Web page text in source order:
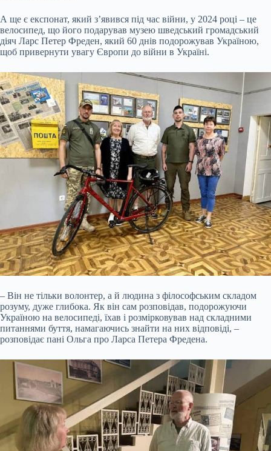
А ще є експонат, який з’явився під час війни, у 2024 році – це
велосипед, що його подарував музею шведський громадський
діяч Ларс Петер Фреден, який 60 днів подорожував Україною,
щоб привернути увагу Європи до війни в Україні.
– Він не тільки волонтер, а й людина з філософським складом
розуму, дуже глибока. Як він сам розповідав, подорожуючи
Україною на велосипеді, їхав і розмірковував над складними
питаннями буття, намагаючись знайти на них відповіді, –
розповідає пані Ольга про Ларса Петера Фредена.